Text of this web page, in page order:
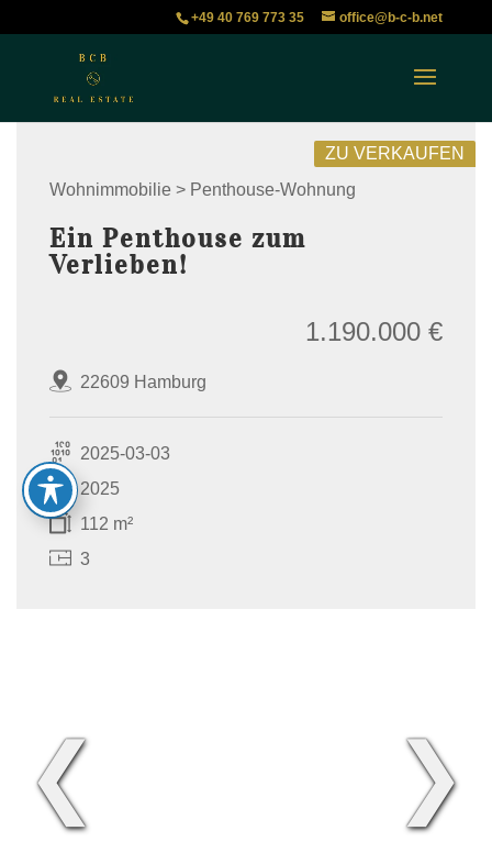
+49 40 769 773 35 office@b-c-b.net
Wohnimmobilie > Penthouse-Wohnung
ZU VERKAUFEN
Ein Penthouse zum
Verlieben!
22609 Hamburg
1.190.000 €
2025-03-03
2025
112 m²
3
❮ ❯